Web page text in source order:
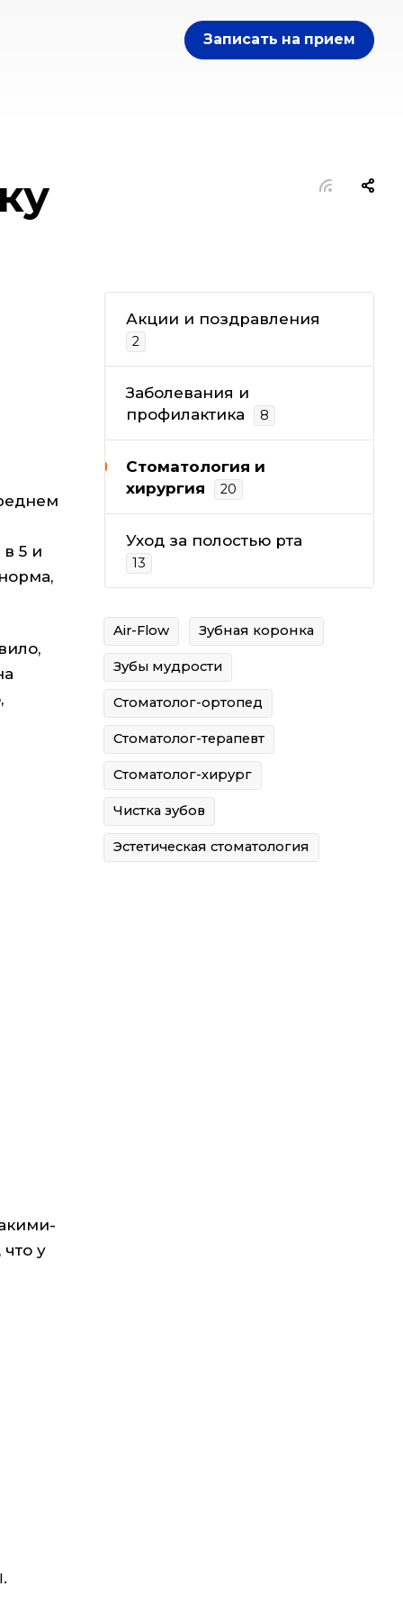
Записать на прием
5 и
у
Акции и поздравления
2
Заболевания и
профилактика
8
Стоматология и
хирургия
20
Уход за полостью рта
13
Air-Flow Зубная коронка
Зубы мудрости
Стоматолог-ортопед
Стоматолог-терапевт
Стоматолог-хирург
Чистка зубов
Эстетическая стоматология